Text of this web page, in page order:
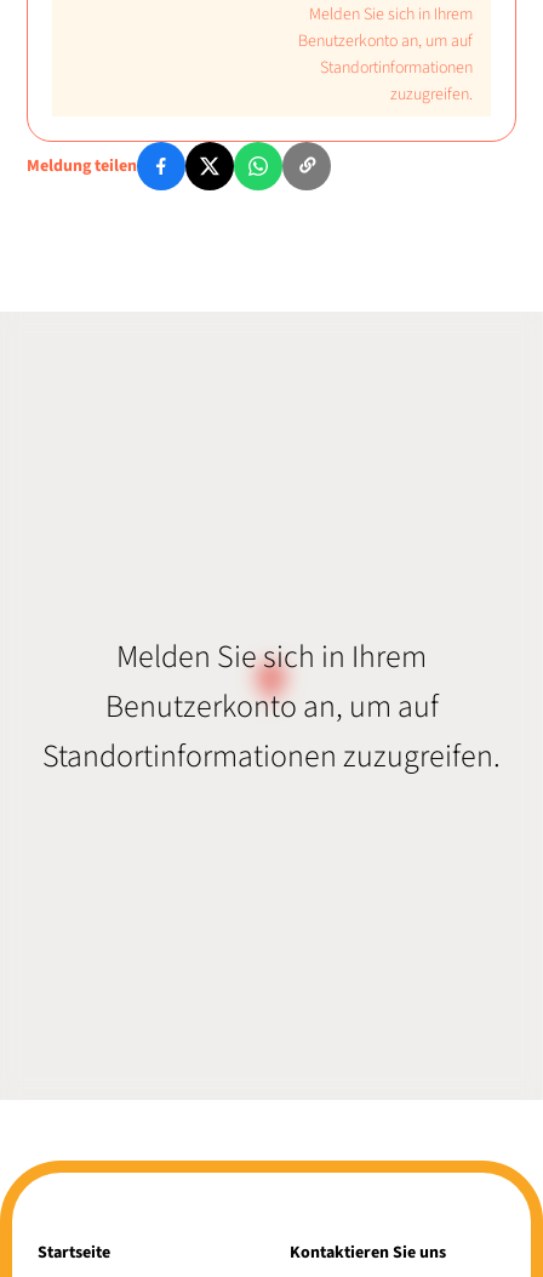
Melden Sie sich in Ihrem
Benutzerkonto an, um auf
Standortinformationen
zuzugreifen.
Meldung teilen
Melden Sie sich in Ihrem
Benutzerkonto an, um auf
Standortinformationen zuzugreifen.
Startseite
Kontaktieren Sie uns